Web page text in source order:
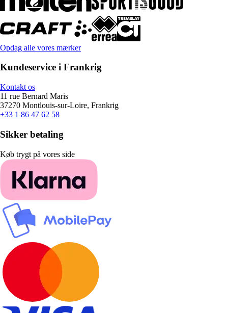
Opdag alle vores mærker
Kundeservice i Frankrig
Kontakt os
11 rue Bernard Maris
37270 Montlouis-sur-Loire, Frankrig
+33 1 86 47 62 58
Sikker betaling
Køb trygt på vores side